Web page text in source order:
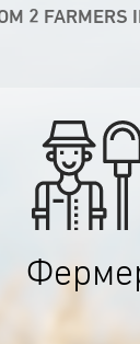
2 FARMERS